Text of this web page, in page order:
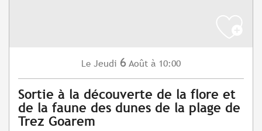
Le Jeudi 6 Août à 10:00
Sortie à la découverte de la flore et
de la faune des dunes de la plage de
Trez Goarem